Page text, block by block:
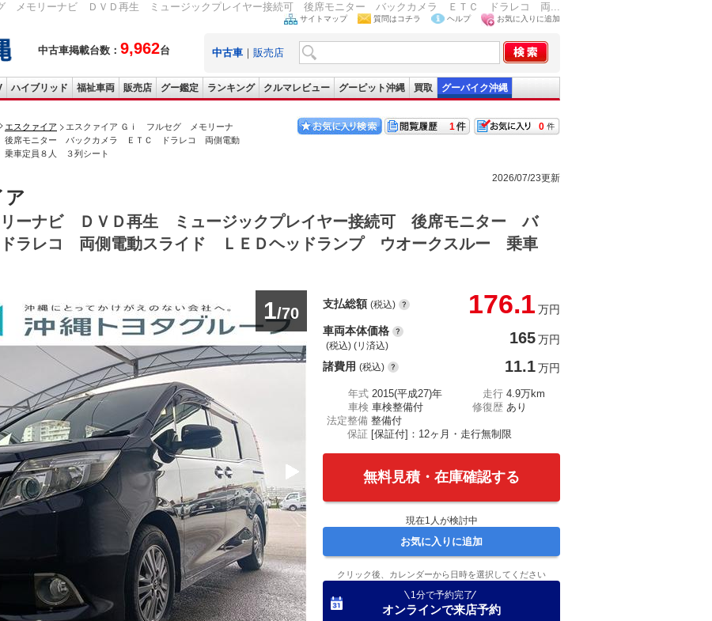
グ メモリーナビ ＤＶＤ再生 ミュージックプレイヤー接続可 後席モニター バックカメラ ＥＴＣ ドラレコ 両...
中古車掲載台数： 9,962台
サイトマップ 質問はコチラ ヘルプ お気に入りに追加
中古車 ｜ 販売店
ハイブリッド 福祉車両 販売店 グー鑑定 ランキング クルマレビュー グーピット沖縄 買取 グーバイク沖縄
エスクァイア
エスクァイア Ｇｉ フルセグ メモリーナ
後席モニター バックカメラ ＥＴＣ ドラレコ 両側電動
車定員８人 ３列シート
0
1
2026/07/23更新
ア
ーナビ ＤＶＤ再生 ミュージックプレイヤー接続可 後席モニター バ
ラレコ 両側電動スライド ＬＥＤヘッドランプ ウオークスルー 乗車
1/70
支払総額 (税込) 176.1 万円
車両本体価格
(税込) (リ済込) 165万円
諸費用 (税込) 11.1万円
年式 2015(平成27)年 走行 4.9万km
車検 車検整備付 修復歴 あり
法定整備 整備付
保証 [保証付]：12ヶ月・走行無制限
無料見積・在庫確認する
現在1 人が検討中
お気に入りに追加
クリック後、カレンダーから日時を選択してください
1分で予約完了
オンラインで来店予約